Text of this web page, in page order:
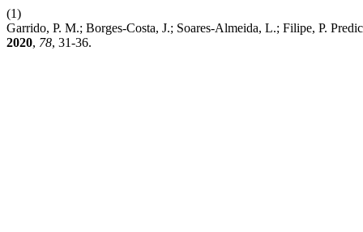
(1)
Garrido, P. M.; Borges-Costa, J.; Soares-Almeida, L.; Filipe, P.
2020, 78, 31-36.